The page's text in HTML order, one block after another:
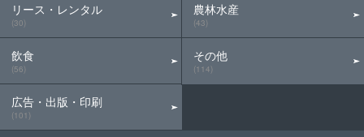
リース・レンタル
(30)
飲食
(56)
広告・出版・印刷
(101)
農林水産
(43)
その他
(114)